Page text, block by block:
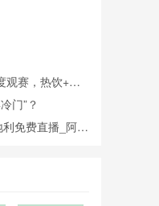
观赛，热饮+毛
门”？
免费直播_阿根